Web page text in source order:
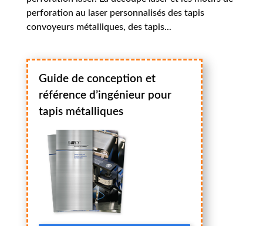
perforation au laser personnalisés des tapis
convoyeurs métalliques, des tapis...
Guide de conception et
référence d’ingénieur pour
tapis métalliques